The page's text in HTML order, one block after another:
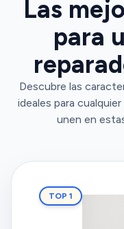
Las
para
Descubre las
ideales para
unen en
TOP 1